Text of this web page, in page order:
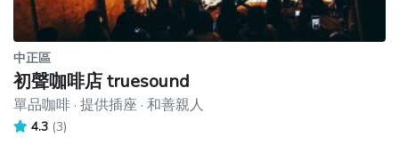
中正區
初聲咖啡店 truesound
單品咖啡 · 提供插座 · 和善親人
4.3 (3)